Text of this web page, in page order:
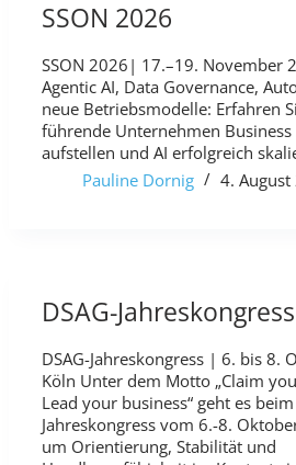
SSON 2026
SSON 2026| 17.–19. November
Agentic AI, Data Governance,
neue Betriebsmodelle: Erfahren
führende Unternehmen Business
aufstellen und AI erfolgreich
Pauline Dornig
4. August
DSAG-
DSAG-Jahreskongress | 6. bis 8.
Köln Unter dem Motto „Claim
Lead your business“ geht es beim
Jahreskongress vom 6.-8.
um Orientierung, Stabilität und